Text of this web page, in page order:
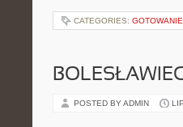
CATEGORIES:
POSTED BY ADMIN